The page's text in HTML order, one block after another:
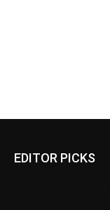
EDITOR PICKS